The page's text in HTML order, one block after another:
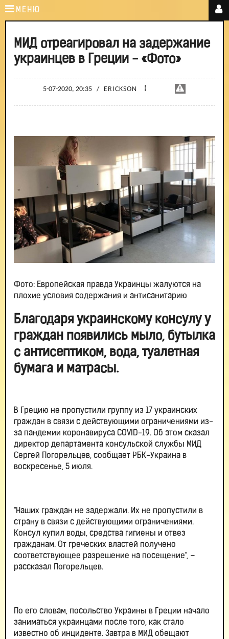
МЕНЮ
МИД отреагировал на задержание
украинцев в Греции - «Фото»
5-07-2020, 20:35 / ERICKSON ¦
Фото: Европейская правда Украинцы жалуются на
плохие условия содержания и антисанитарию
Благодаря украинскому консулу у
граждан появились мыло, бутылка
с антисептиком, вода, туалетная
бумага и матрасы.
В Грецию не пропустили группу из 17 украинских
граждан в связи с действующими ограничениями из-
за пандемии коронавируса COVID-19. Об этом сказал
директор департамента консульской службы МИД
Сергей Погорельцев, сообщает РБК-Украина в
воскресенье, 5 июля.
"Наших граждан не задержали. Их не пропустили в
страну в связи с действующими ограничениями.
Консул купил воды, средства гигиены и отвез
гражданам. От греческих властей получено
соответствующее разрешение на посещение", –
рассказал Погорельцев.
По его словам, посольство Украины в Греции начало
заниматься украинцами после того, как стало
известно об инциденте. Завтра в МИД обещают